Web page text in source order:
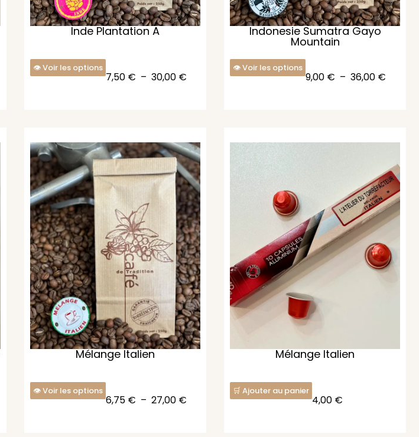
Inde Plantation A
Voir les options
7,50 € – 30,00 €
Indonesie Sumatra Gayo
Mountain
Voir les options
9,00 € – 36,00 €
Mélange Italien
Voir les options
6,75 € – 27,00 €
Mélange Italien
Ajouter au panier
4,00 €